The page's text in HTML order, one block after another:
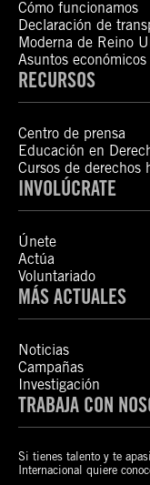
Cómo funcionamos
Declaración de
Moderna de Reino
Asuntos económicos
RECURSOS
Centro de prensa
Educación en
Cursos de derechos
INVOLÚCRATE
Únete
Actúa
Voluntariado
MÁS ACTUALES
Noticias
Campañas
Investigación
TRABAJA CON
Si tienes talento y te
Internacional quiere